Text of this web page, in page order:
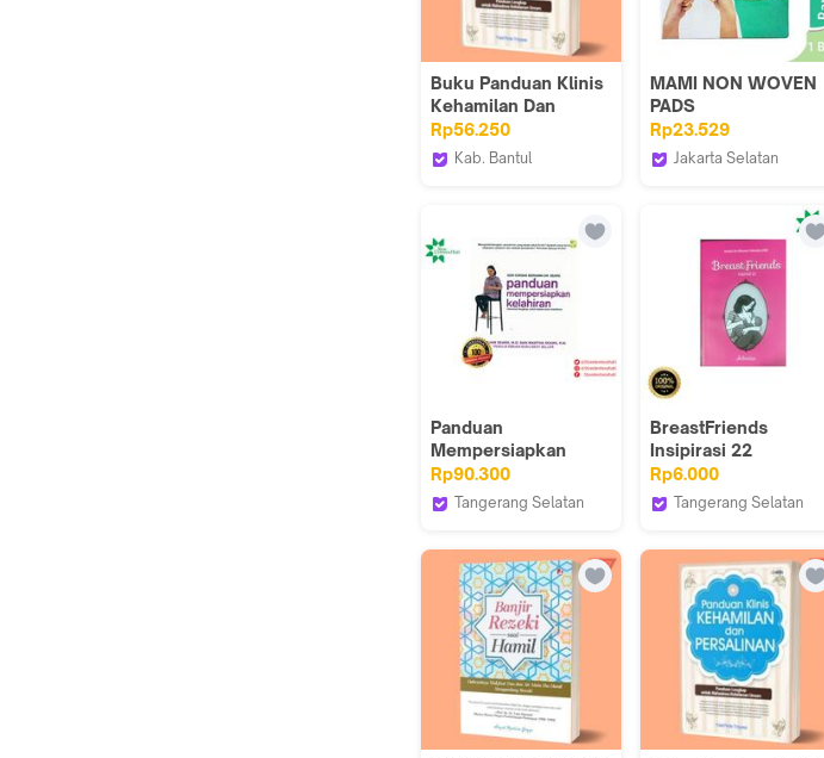
Buku Panduan Klinis
Kehamilan Dan
Persalinan
Rp56.250
Kab. Bantul
MAMI NON WOVEN
PADS
Rp23.529
Jakarta Selatan
Panduan
Mempersiapkan
Kelahiran
Rp90.300
Tangerang Selatan
BreastFriends
Insipirasi 22
Rp6.000
Tangerang Selatan